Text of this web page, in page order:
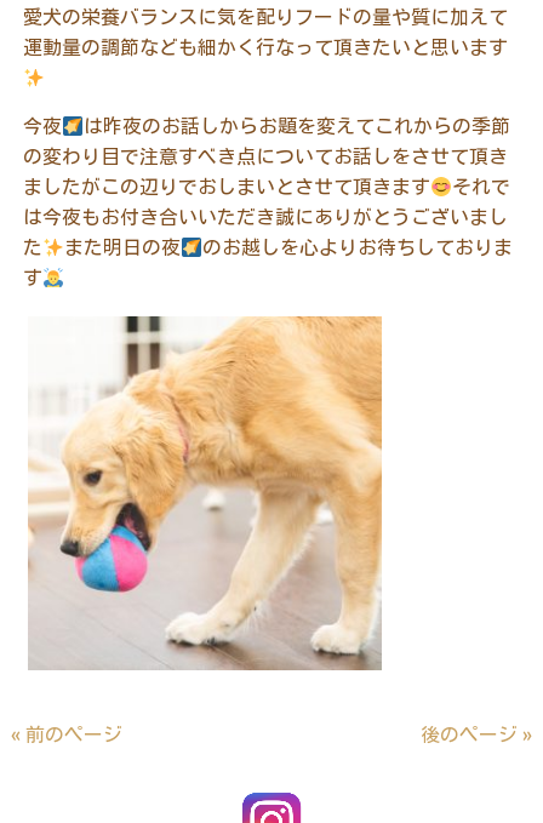
愛犬の栄養バランスに気を配りフードの量や質に加えて
運動量の調節なども細かく行なって頂きたいと思います
今夜
は昨夜のお話しからお題を変えてこれからの季節
の変わり目で注意すべき点についてお話しをさせて頂き
ましたがこの辺りでおしまいとさせて頂きます
それで
は今夜もお付き合いいただき誠にありがとうございまし
た
また明日の夜
のお越しを心よりお待ちしておりま
す
« 前のページ 後のページ »